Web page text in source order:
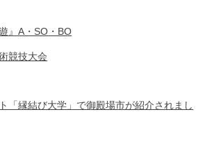
』A・SO・BO
競技大会
「縁結び大学」で御殿場市が紹介されまし